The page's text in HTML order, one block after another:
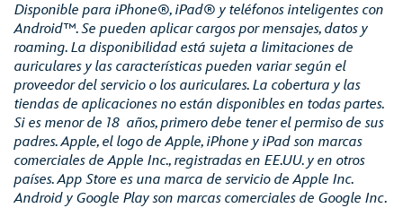
Disponible para iPhone®, iPad® y teléfonos inteligentes con
Android™. Se pueden aplicar cargos por mensajes, datos y
roaming. La disponibilidad está sujeta a limitaciones de
auriculares y las características pueden variar según el
proveedor del servicio o los auriculares. La cobertura y las
tiendas de aplicaciones no están disponibles en todas partes.
Si es menor de 18 años, primero debe tener el permiso de sus
padres. Apple, el logo de Apple, iPhone y iPad son marcas
comerciales de Apple Inc., registradas en EE.UU. y en otros
países. App Store es una marca de servicio de Apple Inc.
Android y Google Play son marcas comerciales de Google Inc.